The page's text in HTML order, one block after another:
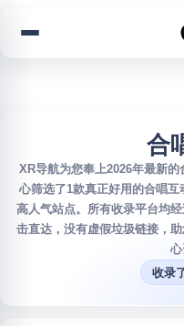
合
XR导航为您奉上2026年最新
心筛选了1款真正好用的合唱
高人气站点。所有收录平台均
击直达，没有虚假垃圾链接，
心
收录